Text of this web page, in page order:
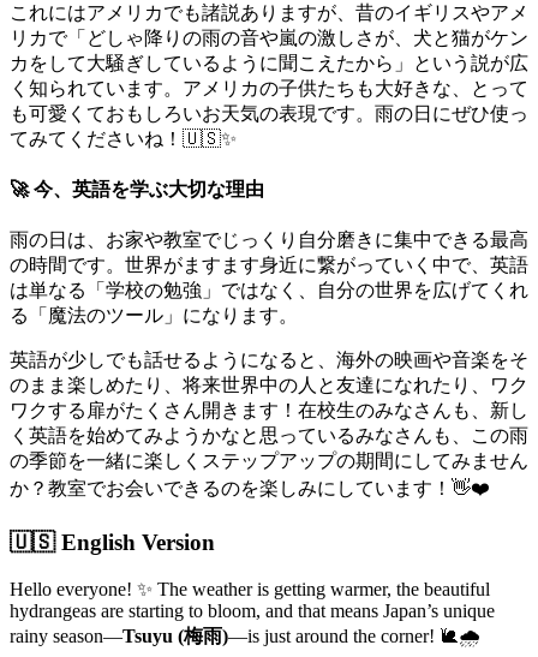
これにはアメリカでも諸説ありますが、昔のイギリスやアメ
リカで「どしゃ降りの雨の音や嵐の激しさが、犬と猫がケン
カをして大騒ぎしているように聞こえたから」という説が広
く知られています。アメリカの子供たちも大好きな、とって
も可愛くておもしろいお天気の表現です。雨の日にぜひ使っ
てみてくださいね！🇺🇸✨
🚀 今、英語を学ぶ大切な理由
雨の日は、お家や教室でじっくり自分磨きに集中できる最高
の時間です。世界がますます身近に繋がっていく中で、英語
は単なる「学校の勉強」ではなく、自分の世界を広げてくれ
る「魔法のツール」になります。
英語が少しでも話せるようになると、海外の映画や音楽をそ
のまま楽しめたり、将来世界中の人と友達になれたり、ワク
ワクする扉がたくさん開きます！在校生のみなさんも、新し
く英語を始めてみようかなと思っているみなさんも、この雨
の季節を一緒に楽しくステップアップの期間にしてみません
か？教室でお会いできるのを楽しみにしています！👋❤️
🇺🇸 English Version
Hello everyone! ✨ The weather is getting warmer, the beautiful
hydrangeas are starting to bloom, and that means Japan’s unique
rainy season—Tsuyu (梅雨)—is just around the corner! 🐌🌧️